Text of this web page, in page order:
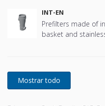
INT-EN
Prefilters made of
basket and